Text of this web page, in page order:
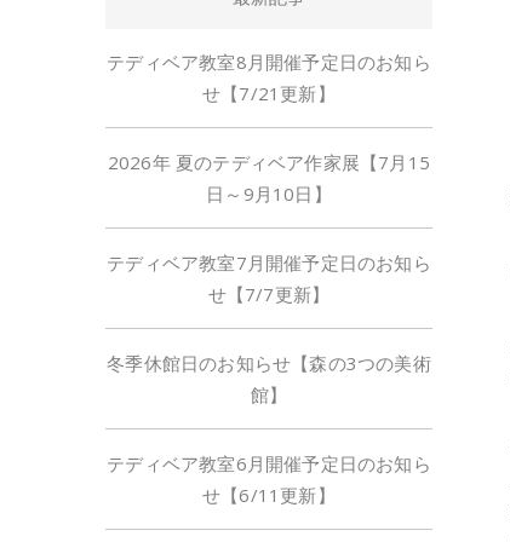
テディベア教室8月開催予定日のお知ら
せ【7/21更新】
2026年 夏のテディベア作家展【7月15
日～9月10日】
テディベア教室7月開催予定日のお知ら
せ【7/7更新】
冬季休館日のお知らせ【森の3つの美術
館】
テディベア教室6月開催予定日のお知ら
せ【6/11更新】